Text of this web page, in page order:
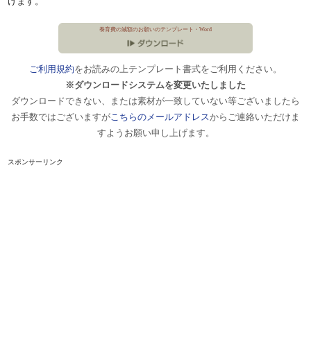
養育費の減額のお願いのテンプレート・Word
ご利用規約をお読みの上テンプレート書式をご利用ください。
※ダウンロードシステムを変更いたしました
ダウンロードできない、または素材が一致していない等ございましたら
お手数ではございますがこちらのメールアドレスからご連絡いただけま
すようお願い申し上げます。
スポンサーリンク